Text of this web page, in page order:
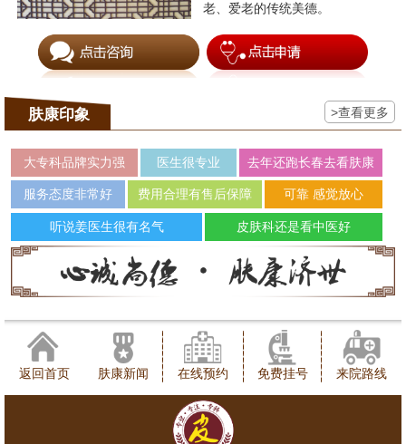
老、爱老的传统美德。
肤康印象 >查看更多
大专科品牌实力强 医生很专业 去年还跑长春去看肤康
服务态度非常好 费用合理有售后保障 可靠 感觉放心
听说姜医生很有名气 皮肤科还是看中医好
返回首页 肤康新闻 在线预约 免费挂号 来院路线